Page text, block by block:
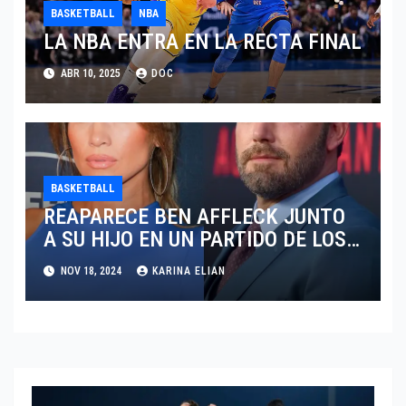
BASKETBALL NBA
LA NBA ENTRA EN LA RECTA FINAL
ABR 10, 2025 DOC
BASKETBALL
REAPARECE BEN AFFLECK JUNTO
A SU HIJO EN UN PARTIDO DE LOS
LAKERS VS TORONTO RAPTORS
NOV 18, 2024 KARINA ELIAN